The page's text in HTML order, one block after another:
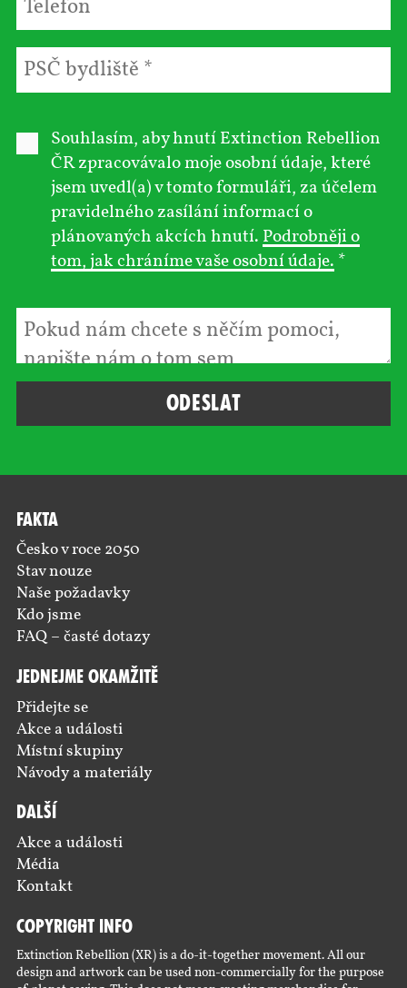
Souhlasím, aby hnutí Extinction Rebellion
ČR zpracovávalo moje osobní údaje, které
jsem uvedl(a) v tomto formuláři, za účelem
pravidelného zasílání informací o
plánovaných akcích hnutí. Podrobněji o
tom, jak chráníme vaše osobní údaje. *
Fakta
Česko v roce 2050
Stav nouze
Naše požadavky
Kdo jsme
FAQ – časté dotazy
Jednejme okamžitě
Přidejte se
Akce a události
Místní skupiny
Návody a materiály
Další
Akce a události
Média
Kontakt
Copyright Info
Extinction Rebellion (XR) is a do-it-together movement. All our
design and artwork can be used non-commercially for the purpose